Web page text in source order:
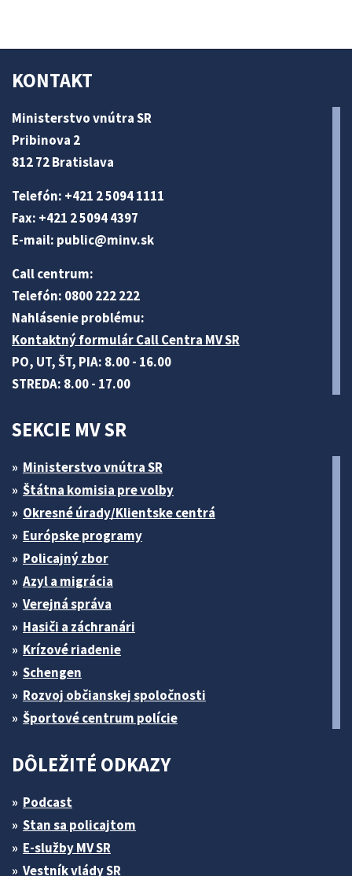
KONTAKT
Ministerstvo vnútra SR
Pribinova 2
812 72 Bratislava
Telefón: +421 2 5094 1111
Fax: +421 2 5094 4397
E-mail: public@minv.sk
Call centrum:
Telefón: 0800 222 222
Nahlásenie problému:
Kontaktný formulár Call Centra MV SR
PO, UT, ŠT, PIA: 8.00 - 16.00
STREDA: 8.00 - 17.00
SEKCIE MV SR
Ministerstvo vnútra SR
Štátna komisia pre volby
Okresné úrady/Klientske centrá
Európske programy
Policajný zbor
Azyl a migrácia
Verejná správa
Hasiči a záchranári
Krízové riadenie
Schengen
Rozvoj občianskej spoločnosti
Športové centrum polície
DÔLEŽITÉ ODKAZY
Podcast
Stan sa policajtom
E-služby MV SR
Vestník vlády SR